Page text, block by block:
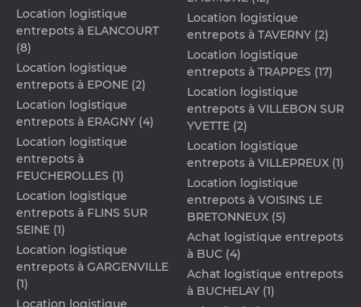
Location logistique
entrepots à ELANCOURT
(8)
Location logistique
entrepots à EPONE (2)
Location logistique
entrepots à ERAGNY (4)
Location logistique
entrepots à
FEUCHEROLLES (1)
Location logistique
entrepots à FLINS SUR
SEINE (1)
Location logistique
entrepots à GARGENVILLE
(1)
Location logistique
Location logistique
entrepots à TAVERNY (2)
Location logistique
entrepots à TRAPPES (17)
Location logistique
entrepots à VILLEBON SUR
YVETTE (2)
Location logistique
entrepots à VILLEPREUX (1)
Location logistique
entrepots à VOISINS LE
BRETONNEUX (5)
Achat logistique entrepots
à BUC (4)
Achat logistique entrepots
à BUCHELAY (1)